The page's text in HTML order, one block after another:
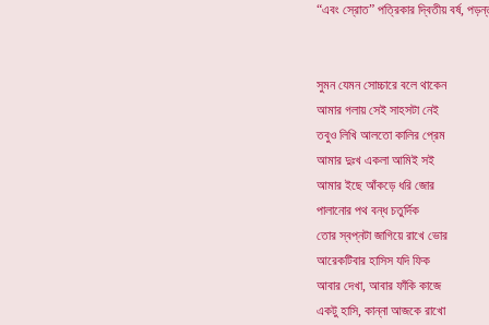
“এবং স্রোত” পত্রিকার দ্বিতীয় বর্ষ,
সুমন যেমন সোচ্চারে বলে থাকেন
আমার গলায় সেই সাহসটা নেই
তবুও লিখি আলতো কালির প্রেম
আমার দুঃখ একলা আমিই সই
আমার ইছে আঁকড়ে ধরি জোর
পালানোর পথ বন্ধ চতুর্দিক
তোর স্বপ্নটা জাগিয়ে রাখে ভোর
আরেকটিবার হাসিস যদি ফিক
আবার দেখা, আবার ফাঁকি কাজে
একটু হাসি, কান্না আজকে রাখো